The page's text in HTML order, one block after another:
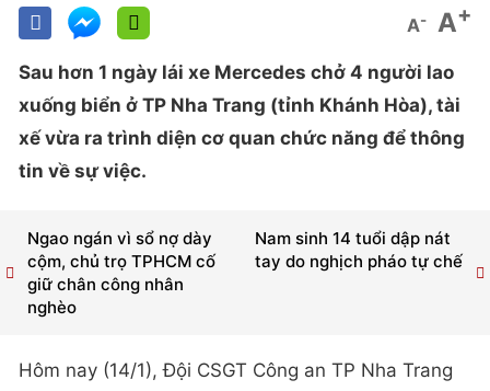
A- A+
Sau hơn 1 ngày lái xe Mercedes chở 4 người lao
xuống biển ở TP Nha Trang (tỉnh Khánh Hòa), tài
xế vừa ra trình diện cơ quan chức năng để thông
tin về sự việc.
Nam sinh 14 tuổi dập nát
tay do nghịch pháo tự chế
Ngao ngán vì sổ nợ dày
cộm, chủ trọ TPHCM cố
giữ chân công nhân
nghèo
Hôm nay (14/1), Đội CSGT Công an TP Nha Trang